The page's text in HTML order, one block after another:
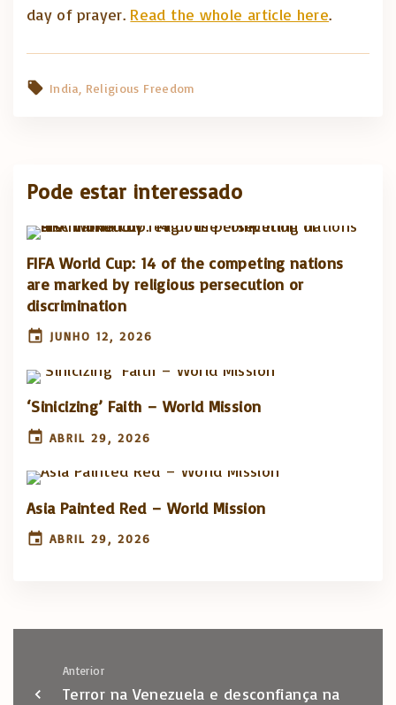
day of prayer. Read the whole article here.
India Religious Freedom
Pode estar interessado
FIFA World Cup: 14 of the competing nations
are marked by religious persecution or
discrimination
JUNHO 12, 2026
‘Sinicizing’ Faith – World Mission
ABRIL 29, 2026
Asia Painted Red – World Mission
ABRIL 29, 2026
Anterior
Terror na Venezuela e desconfiança na